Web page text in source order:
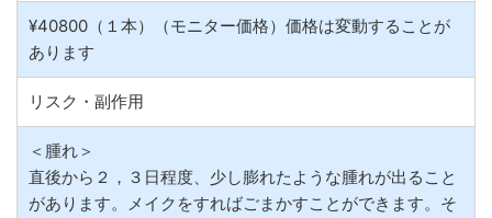
¥40800（１本）（モニター価格）価格は変動することが
あります
リスク・副作用
＜腫れ＞
直後から２，３日程度、少し膨れたような腫れが出ること
があります。メイクをすればごまかすことができます。そ